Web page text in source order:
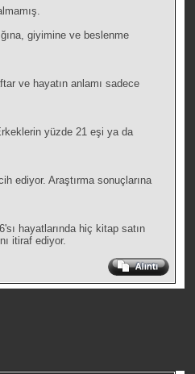
giyimine ve beslenme
ve hayatın anlamı sadece
yüzde 21 eşi ya da
ediyor. Araştırma sonuçlarına
hayatlarında hiç kitap satın
itiraf ediyor.